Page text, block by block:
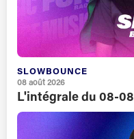
SLOWBOUNCE
08 août 2026
L'intégrale du 08-08